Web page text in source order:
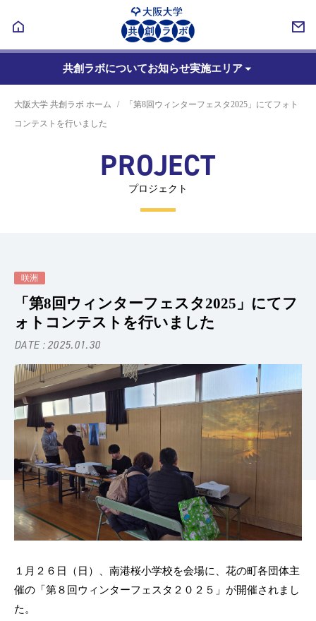
共創ラボについてお知らせ実施エリア
大阪大学 共創ラボ ホーム
「第8回ウィンターフェスタ2025」にてフォト
コンテストを行いました
PROJECT
プロジェクト
咲洲
「第8回ウィンターフェスタ2025」にてフ
ォトコンテストを行いました
DATE : 2025.01.30
１月２６日（日）、南港桜小学校を会場に、花の町各団体主
催の「第８回ウィンターフェスタ２０２５」が開催されまし
た。